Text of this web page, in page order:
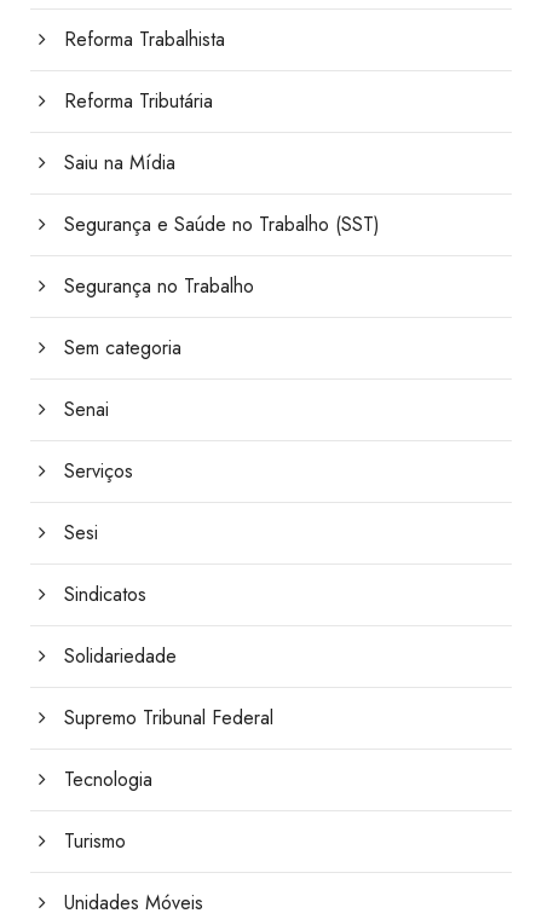
Reforma Trabalhista
Reforma Tributária
Saiu na Mídia
Segurança e Saúde no Trabalho (SST)
Segurança no Trabalho
Sem categoria
Senai
Serviços
Sesi
Sindicatos
Solidariedade
Supremo Tribunal Federal
Tecnologia
Turismo
Unidades Móveis